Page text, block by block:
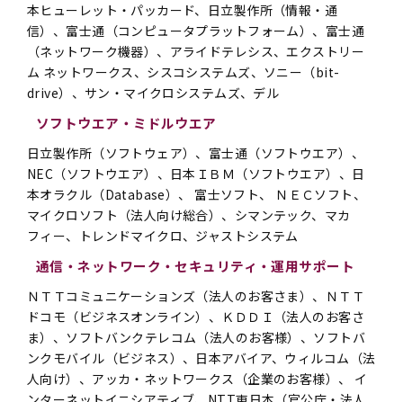
本ヒューレット・パッカード、日立製作所（情報・通
信）、富士通（コンピュータプラットフォーム）、富士通
（ネットワーク機器）、アライドテレシス、エクストリー
ム ネットワークス、シスコシステムズ、ソニー（bit-
drive）、サン・マイクロシステムズ、デル
ソフトウエア・ミドルウエア
日立製作所（ソフトウェア）、富士通（ソフトウエア）、
NEC（ソフトウエア）、日本ＩＢＭ（ソフトウエア）、日
本オラクル（Database）、 富士ソフト、 ＮＥＣソフト、
マイクロソフト（法人向け総合）、シマンテック、マカ
フィー、トレンドマイクロ、ジャストシステム
通信・ネットワーク・セキュリティ・運用サポート
ＮＴＴコミュニケーションズ（法人のお客さま）、ＮＴＴ
ドコモ（ビジネスオンライン）、ＫＤＤＩ（法人のお客さ
ま）、ソフトバンクテレコム（法人のお客様）、ソフトバ
ンクモバイル（ビジネス）、日本アバイア、ウィルコム（法
人向け）、アッカ・ネットワークス（企業のお客様）、 イ